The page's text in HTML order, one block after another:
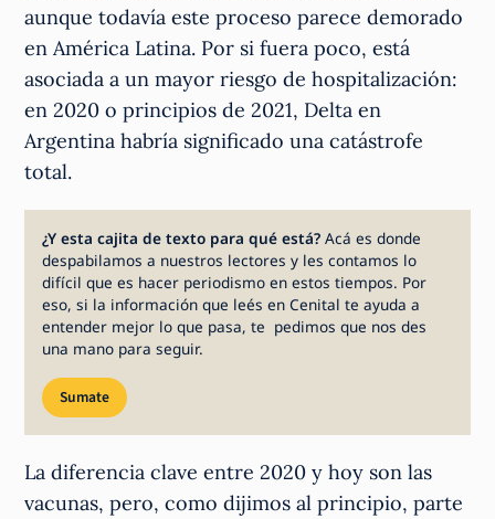
aunque todavía este proceso parece demorado
en América Latina. Por si fuera poco, está
asociada a un mayor riesgo de hospitalización:
en 2020 o principios de 2021, Delta en
Argentina habría significado una catástrofe
total.
¿Y esta cajita de texto para qué está?Acá es donde
despabilamos a nuestros lectores y les contamos lo
difícil que es hacer periodismo en estos tiempos. Por
eso, si la información que leés en Cenital te ayuda a
entender mejor lo que pasa, te pedimos que nos des
una mano para seguir.
Sumate
La diferencia clave entre 2020 y hoy son las
vacunas, pero, como dijimos al principio, parte